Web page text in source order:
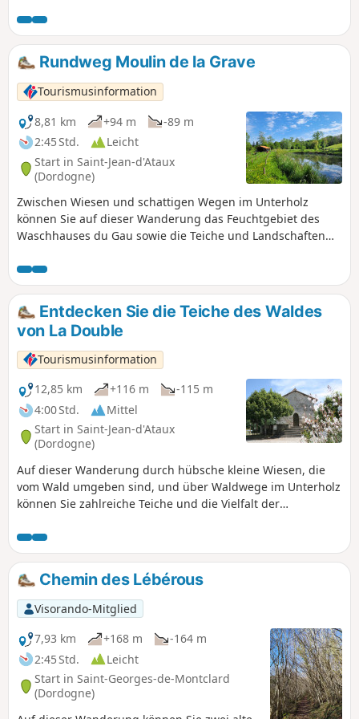
kleine Seen und Teiche.
Rundweg Moulin de la Grave
Tourismusinformation
8,81 km
+94 m
-89 m
2:45 Std.
Leicht
Start in Saint-Jean-d'Ataux
(Dordogne)
Zwischen Wiesen und schattigen Wegen im Unterholz
können Sie auf dieser Wanderung das Feuchtgebiet des
Waschhauses du Gau sowie die Teiche und Landschaften
Entdecken Sie die Teiche des Waldes
von La Double
Tourismusinformation
12,85 km
+116 m
-115 m
4:00 Std.
Mittel
Start in Saint-Jean-d'Ataux
(Dordogne)
Auf dieser Wanderung durch hübsche kleine Wiesen, die
vom Wald umgeben sind, und über Waldwege im Unterholz
können Sie zahlreiche Teiche und die Vielfalt der
Chemin des Lébérous
Visorando-Mitglied
7,93 km
+168 m
-164 m
2:45 Std.
Leicht
Start in Saint-Georges-de-Montclard
(Dordogne)